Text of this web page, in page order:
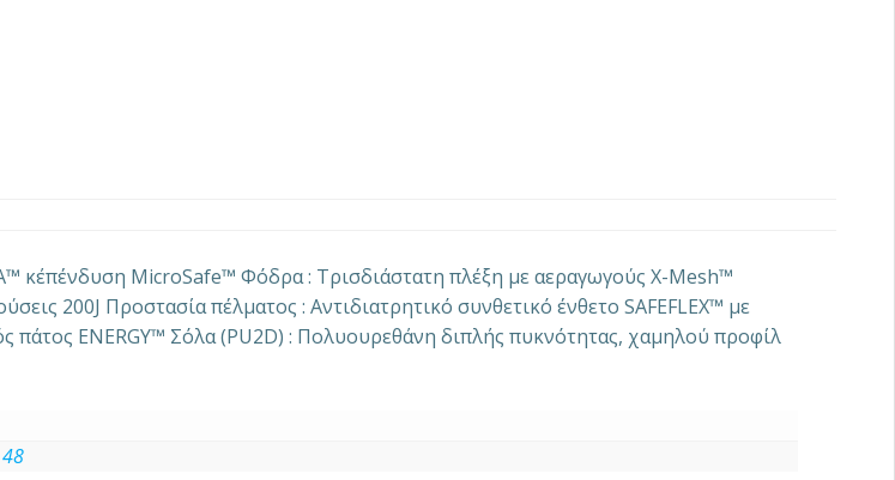
κ΄επένδυση MicroSafe™ Φόδρα : Τρισδιάστατη πλέξη με αεραγωγούς X-Mesh™
200J Προστασία πέλματος : Αντιδιατρητικό συνθετικό ένθετο SAFEFLEX™ με
πάτος ENERGY™ Σόλα (PU2D) : Πολυουρεθάνη διπλής πυκνότητας, χαμηλού προφίλ
48